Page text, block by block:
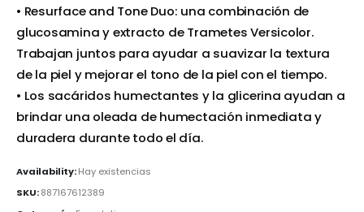
• Resurface and Tone Duo: una combinación de
glucosamina y extracto de Trametes Versicolor.
Trabajan juntos para ayudar a suavizar la textura
de la piel y mejorar el tono de la piel con el tiempo.
• Los sacáridos humectantes y la glicerina ayudan a
brindar una oleada de humectación inmediata y
duradera durante todo el día.
Availability:Hay existencias
SKU:887167612389